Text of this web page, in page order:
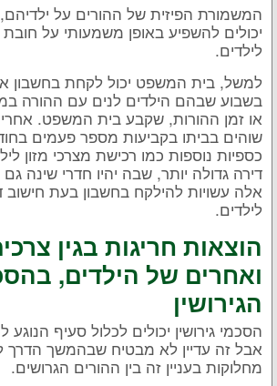
המשמורת הפיזית של ההורים על ילדיהם,
יכולים להשפיע באופן משמעותי על
לילדים.
למשל, בית המשפט יכול לקחת
בשבוע שבהם הילדים לנים עם ההורה
או זמן ההורות, שקבע בית המשפט. אחרי
שוהים בביתו בקביעות מספר פעמים
כספיות נוספות כמו רכישת מצרכי מזון
דירה גדולה יותר, שבה יהיו חדרי שינה
אלה עשויות להילקח בחשבון בעת חישוב
לילדים.
הוצאות חריגות בגין
ואחרים של הילדים,
הגירושין
הסכמי גירושין יכולים לכלול סעיף הנוגע
אבל זה עדיין לא מבטיח שבהמשך הדרך
מחלוקות בעניין זה בין ההורים הגרושים.